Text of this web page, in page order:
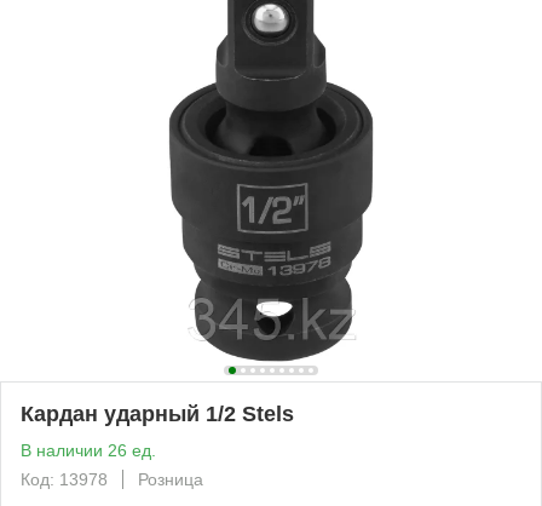
Кардан ударный 1/2 Stels
В наличии 26 ед.
Код: 13978
Розница